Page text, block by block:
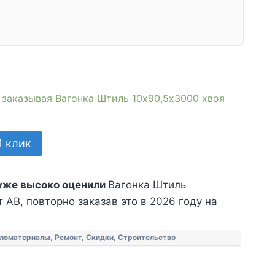
Вагонка Штиль 10х90,5х3000 хвоя
клик
высоко оценили Вагонка Штиль
АВ, повторно заказав это в 2026 году на
Ремонт, Скидки, Строительство